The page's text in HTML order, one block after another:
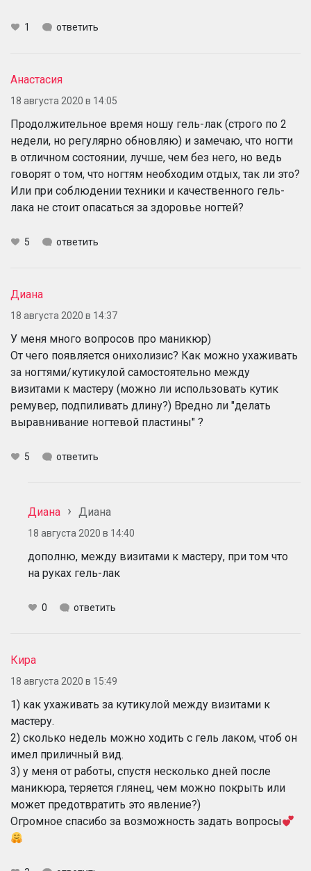
1 ответить
Анастасия
18 августа 2020 в 14:05
Продолжительное время ношу гель-лак (строго по 2
недели, но регулярно обновляю) и замечаю, что ногти
в отличном состоянии, лучше, чем без него, но ведь
говорят о том, что ногтям необходим отдых, так ли это?
Или при соблюдении техники и качественного гель-
лака не стоит опасаться за здоровье ногтей?
5 ответить
Диана
18 августа 2020 в 14:37
У меня много вопросов про маникюр)
От чего появляется онихолизис? Как можно ухаживать
за ногтями/кутикулой самостоятельно между
визитами к мастеру (можно ли использовать кутик
ремувер, подпиливать длину?) Вредно ли "делать
выравнивание ногтевой пластины" ?
5 ответить
Диана Диана
18 августа 2020 в 14:40
дополню, между визитами к мастеру, при том что
на руках гель-лак
0 ответить
Кира
18 августа 2020 в 15:49
1) как ухаживать за кутикулой между визитами к
мастеру.
2) сколько недель можно ходить с гель лаком, чтоб он
имел приличный вид.
3) у меня от работы, спустя несколько дней после
маникюра, теряется глянец, чем можно покрыть или
может предотвратить это явление?)
Огромное спасибо за возможность задать вопросы